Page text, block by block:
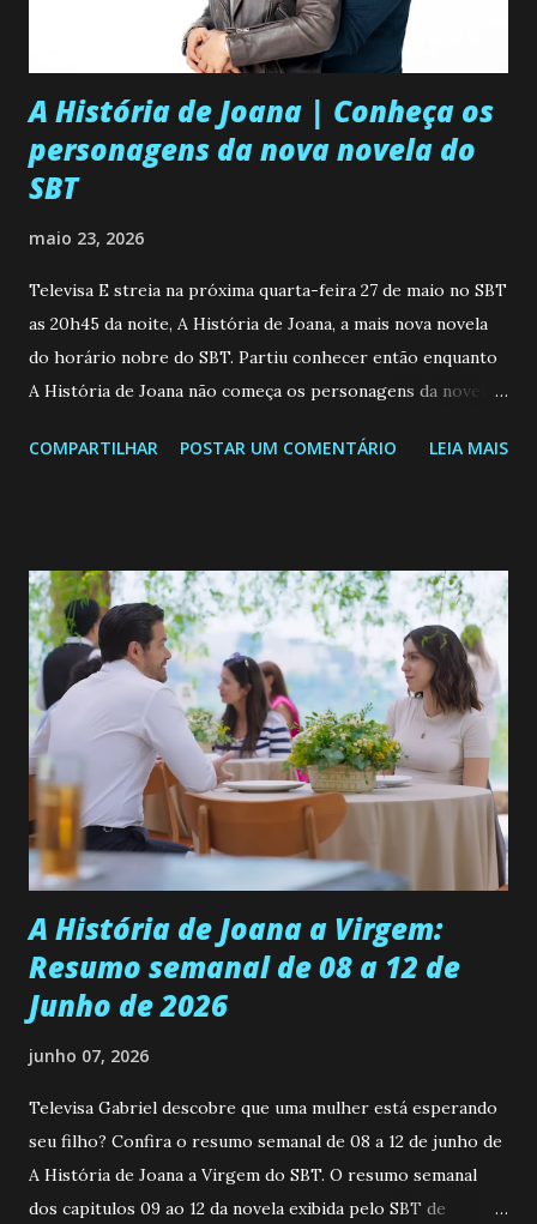
A História de Joana | Conheça os
personagens da nova novela do
SBT
maio 23, 2026
Televisa E streia na próxima quarta-feira 27 de maio no SBT
as 20h45 da noite, A História de Joana, a mais nova novela
do horário nobre do SBT. Partiu conhecer então enquanto
A História de Joana não começa os personagens da novela?
de 25/05/26 a 31/05/26 JOANA GUADALUPE (Camila
permanecer virgem até encontrar o homem que realmente
ama, o que não é fácil, já que dedica todas as suas energias a
se aprimorar, trabalhando, estudando e se orgulhando de
ser a primeira mulher da família a ingressar na
universidade. Ela tem uma personalidade muito alegre, é
muito madura para a idade, determinada, criativa e
empática. Detesta injustiças e é uma ótima amiga. Pode ser
teimosa e muito persistente quando decide fazer algo.
Durante um exame ginecológico, ela é inseminada por eng...
COMPARTILHAR POSTAR UM COMENTÁRIO LEIA MAIS
A História de Joana a Virgem:
Resumo semanal de 08 a 12 de
Junho de 2026
junho 07, 2026
Televisa Gabriel descobre que uma mulher está esperando
seu filho? Confira o resumo semanal de 08 a 12 de junho de
A História de Joana a Virgem do SBT. O resumo semanal
dos capitulos 09 ao 12 da novela exibida pelo SBT de